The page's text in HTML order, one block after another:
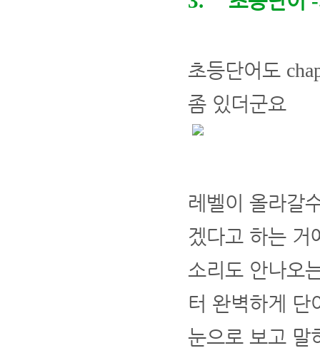
초등단어도
좀 있더군요
레벨이 올라갈
겠다고 하는 거
소리도 안나오
터 완벽하게 단
눈으로 보고 말